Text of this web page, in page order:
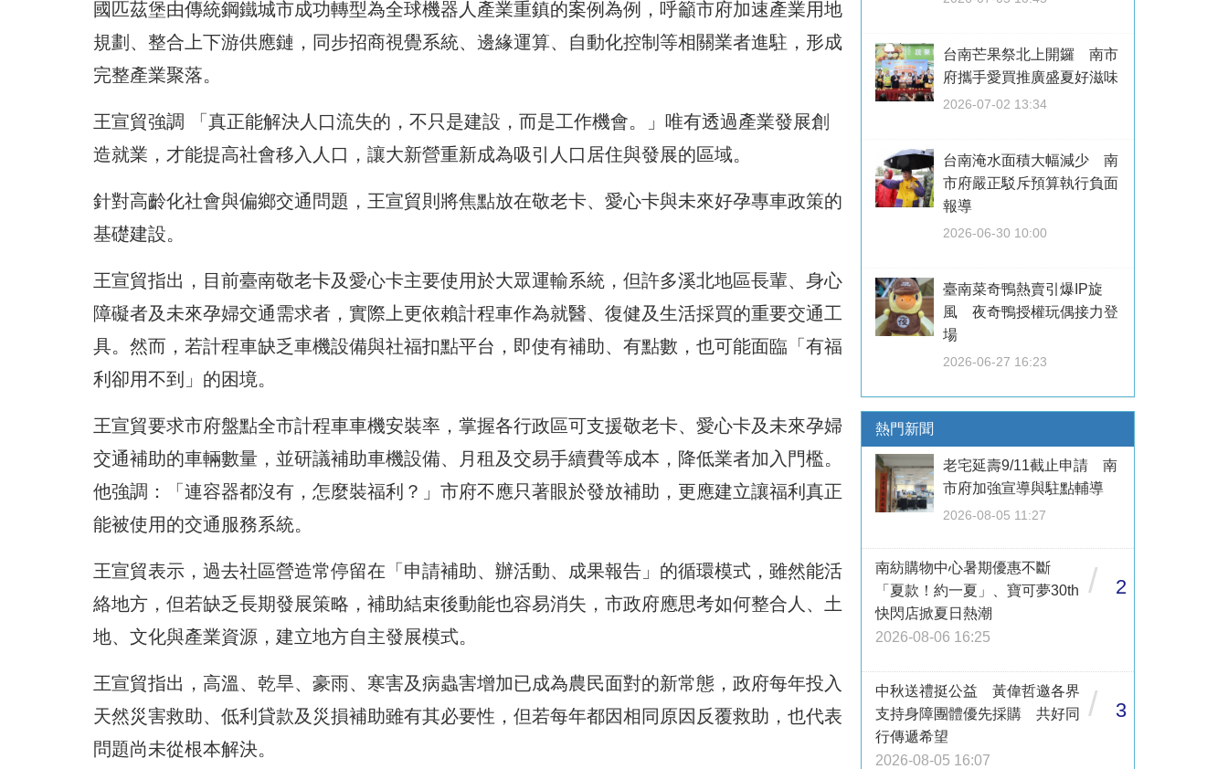
國匹茲堡由傳統鋼鐵城市成功轉型為全球機器人產業重鎮的案例為例，呼籲市府加速產業用地
規劃、整合上下游供應鏈，同步招商視覺系統、邊緣運算、自動化控制等相關業者進駐，形成
完整產業聚落。
王宣貿強調 「真正能解決人口流失的，不只是建設，而是工作機會。」唯有透過產業發展創
造就業，才能提高社會移入人口，讓大新營重新成為吸引人口居住與發展的區域。
針對高齡化社會與偏鄉交通問題，王宣貿則將焦點放在敬老卡、愛心卡與未來好孕專車政策的
基礎建設。
王宣貿指出，目前臺南敬老卡及愛心卡主要使用於大眾運輸系統，但許多溪北地區長輩、身心
障礙者及未來孕婦交通需求者，實際上更依賴計程車作為就醫、復健及生活採買的重要交通工
具。然而，若計程車缺乏車機設備與社福扣點平台，即使有補助、有點數，也可能面臨「有福
利卻用不到」的困境。
王宣貿要求市府盤點全市計程車車機安裝率，掌握各行政區可支援敬老卡、愛心卡及未來孕婦
交通補助的車輛數量，並研議補助車機設備、月租及交易手續費等成本，降低業者加入門檻。
他強調：「連容器都沒有，怎麼裝福利？」市府不應只著眼於發放補助，更應建立讓福利真正
能被使用的交通服務系統。
王宣貿表示，過去社區營造常停留在「申請補助、辦活動、成果報告」的循環模式，雖然能活
絡地方，但若缺乏長期發展策略，補助結束後動能也容易消失，市政府應思考如何整合人、土
地、文化與產業資源，建立地方自主發展模式。
王宣貿指出，高溫、乾旱、豪雨、寒害及病蟲害增加已成為農民面對的新常態，政府每年投入
天然災害救助、低利貸款及災損補助雖有其必要性，但若每年都因相同原因反覆救助，也代表
問題尚未從根本解決。
台南芒果祭北上開鑼 南市
府攜手愛買推廣盛夏好滋味
2026-07-02 13:34
台南淹水面積大幅減少 南
市府嚴正駁斥預算執行負面
報導
2026-06-30 10:00
臺南菜奇鴨熱賣引爆IP旋
風 夜奇鴨授權玩偶接力登
場
2026-06-27 16:23
熱門新聞
老宅延壽9/11截止申請 南
市府加強宣導與駐點輔導
2026-08-05 11:27
南紡購物中心暑期優惠不斷
「夏款！約一夏」、寶可夢30th
快閃店掀夏日熱潮
2026-08-06 16:25
/ 2
中秋送禮挺公益 黃偉哲邀各界
支持身障團體優先採購 共好同
行傳遞希望
2026-08-05 16:07
/ 3